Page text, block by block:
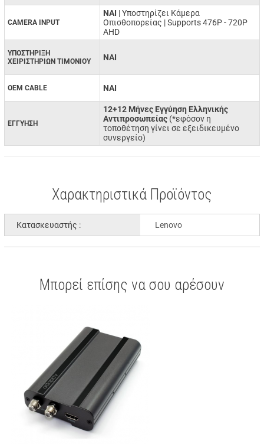
CAMERA INPUT
ΝΑΙ | Υποστηρίζει Κάμερα
Οπισθοπορείας | Supports 476P - 720P
AHD
ΥΠΟΣΤΗΡΙΞΗ
ΧΕΙΡΙΣΤΗΡΙΩΝ ΤΙΜΟΝΙΟΥ
ΝΑΙ
OEM CABLE ΝΑΙ
ΕΓΓΥΗΣΗ
12+12 Μήνες Εγγύηση Ελληνικής
Αντιπροσωπείας (*εφόσον η
τοποθέτηση γίνει σε εξειδικευμένο
συνεργείο)
Χαρακτηριστικά Προϊόντος
Κατασκευαστής : Lenovo
Μπορεί επίσης να σου αρέσουν